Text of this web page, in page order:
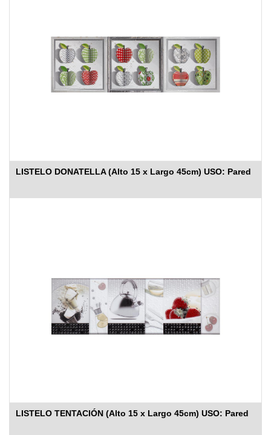
LISTELO DONATELLA (Alto 15 x Largo 45cm) USO: Pared
LISTELO TENTACIÓN (Alto 15 x Largo 45cm) USO: Pared